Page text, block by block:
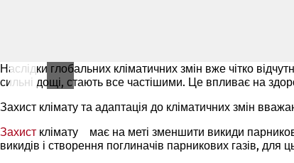
Наслідки глобальних кліматичних змін вже чітко
сильні дощі, стають все частішими. Це впливає на
Захист клімату та адаптація до кліматичних змін
Захист клімату
(Відкривається
в
має на меті зменшити викиди
викидів і створення поглиначів парникових газів,